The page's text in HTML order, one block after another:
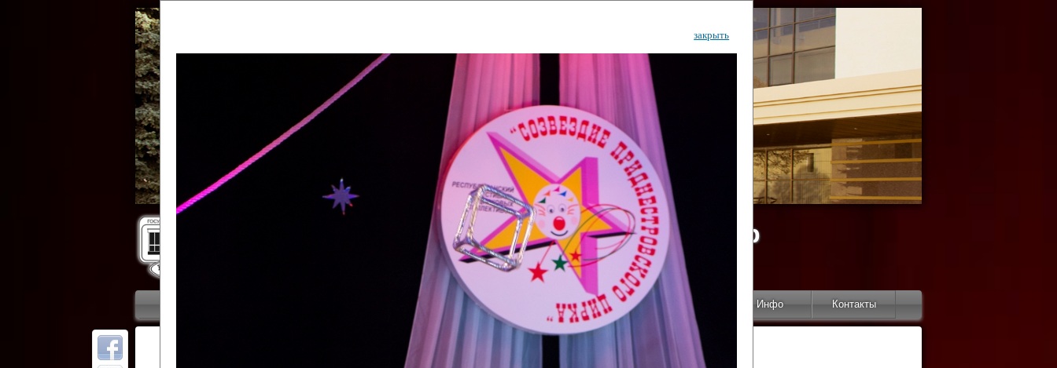
Государственный культурный центр
Дворец Республики
Новости Арт-монитор Арт-прожектор Инфо Контакты
ОТЧЕТЫ ГКЦ "ДВОРЕЦ РЕСПУБЛИКИ"
закрыть